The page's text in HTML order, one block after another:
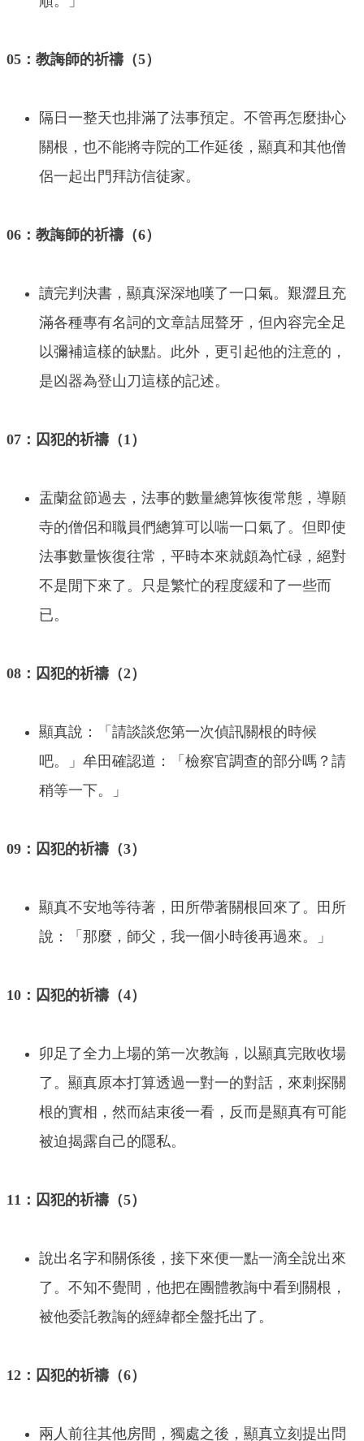
05：教誨師的祈禱（5）
隔日一整天也排滿了法事預定。不管再怎麼掛心
關根，也不能將寺院的工作延後，顯真和其他僧
侶一起出門拜訪信徒家。
06：教誨師的祈禱（6）
讀完判決書，顯真深深地嘆了一口氣。艱澀且充
滿各種專有名詞的文章詰屈聱牙，但內容完全足
以彌補這樣的缺點。此外，更引起他的注意的，
是凶器為登山刀這樣的記述。
07：囚犯的祈禱（1）
盂蘭盆節過去，法事的數量總算恢復常態，導願
寺的僧侶和職員們總算可以喘一口氣了。但即使
法事數量恢復往常，平時本來就頗為忙碌，絕對
不是閒下來了。只是繁忙的程度緩和了一些而
已。
08：囚犯的祈禱（2）
顯真說：「請談談您第一次偵訊關根的時候
吧。」牟田確認道：「檢察官調查的部分嗎？請
稍等一下。」
09：囚犯的祈禱（3）
顯真不安地等待著，田所帶著關根回來了。田所
說：「那麼，師父，我一個小時後再過來。」
10：囚犯的祈禱（4）
卯足了全力上場的第一次教誨，以顯真完敗收場
了。顯真原本打算透過一對一的對話，來刺探關
根的實相，然而結束後一看，反而是顯真有可能
被迫揭露自己的隱私。
11：囚犯的祈禱（5）
說出名字和關係後，接下來便一點一滴全說出來
了。不知不覺間，他把在團體教誨中看到關根，
被他委託教誨的經緯都全盤托出了。
12：囚犯的祈禱（6）
兩人前往其他房間，獨處之後，顯真立刻提出問